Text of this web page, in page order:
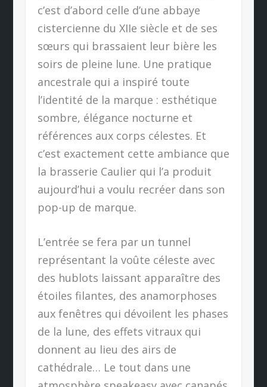
c’est d’abord celle d’une abbaye
cistercienne du XIIe siècle et de ses
sœurs qui brassaient leur bière les
soirs de pleine lune. Une pratique
ancestrale qui a inspiré toute
l’identité de la marque : esthétique
sombre, élégance nocturne et
références aux corps célestes. Et
c’est exactement cette ambiance que
la brasserie Caulier qui l’a produit
aujourd’hui a voulu recréer dans son
pop-up de marque.
L’entrée se fera par un tunnel
représentant la voûte céleste avec
des hublots laissant apparaître des
étoiles filantes, des anamorphoses
aux fenêtres qui dévoilent les phases
de la lune, des effets vitraux qui
donnent au lieu des airs de
cathédrale… Le tout dans une